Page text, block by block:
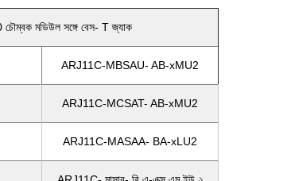
মডিউল সঙ্গে বেস- T জ্যাক
ARJ11C-MBSAU- AB-xMU2
ARJ11C-MCSAT- AB-xMU2
ARJ11C-MASAA- BA-xLU2